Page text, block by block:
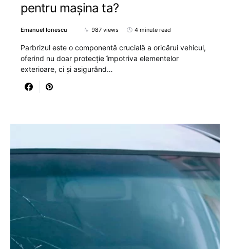
pentru mașina ta?
Emanuel Ionescu 987 views 4 minute read
Parbrizul este o componentă crucială a oricărui vehicul,
oferind nu doar protecție împotriva elementelor
exterioare, ci și asigurând…